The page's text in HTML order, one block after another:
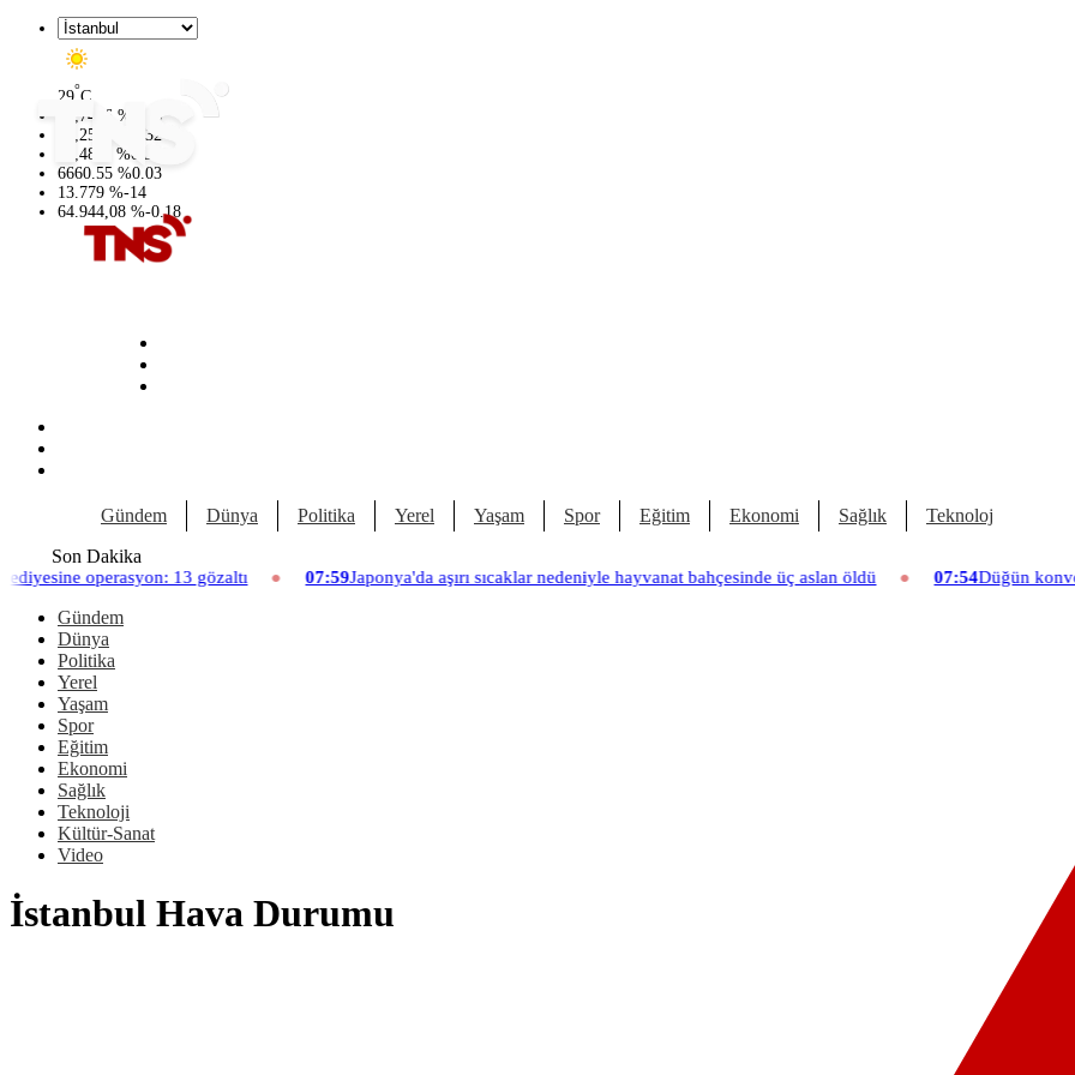
29°C
47,7436 %
0.18
55,2510
0.32
64,4811
%0.38
6660.55 %0.03
13.779 %-14
64.944,08 %-0.18
Gündem Dünya Politika Yerel Yaşam Spor Eğitim Ekonomi Sağlık Teknoloji
Son Dakika
operasyon: 13 gözaltı 07:59Japonya'da aşırı sıcaklar nedeniyle hayvanat bahçesinde üç aslan öldü 07:54Düğün konvoyuna
Gündem
Dünya
Politika
Yerel
Yaşam
Spor
Eğitim
Ekonomi
Sağlık
Teknoloji
Kültür-Sanat
Video
İstanbul Hava Durumu